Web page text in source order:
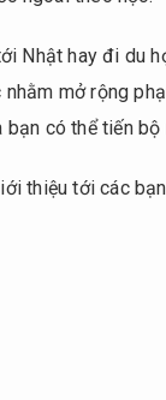
Nhật hay đi du
mở rộng
có thể tiến
thiệu tới các